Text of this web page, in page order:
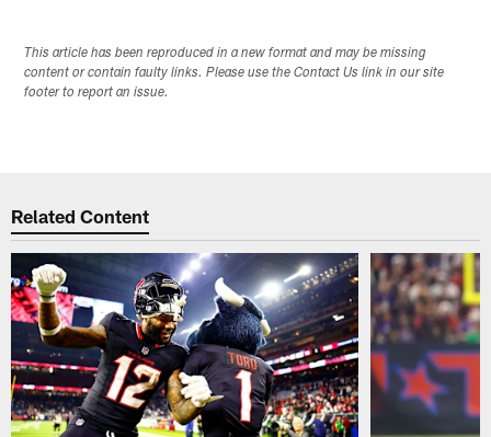
This article has been reproduced in a new format and may be missing
content or contain faulty links. Please use the Contact Us link in our site
footer to report an issue.
Related Content